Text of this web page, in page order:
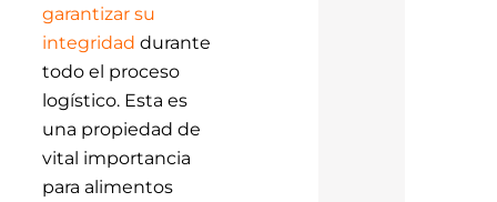
garantizar su
integridad durante
todo el proceso
logístico. Esta es
una propiedad de
vital importancia
para alimentos